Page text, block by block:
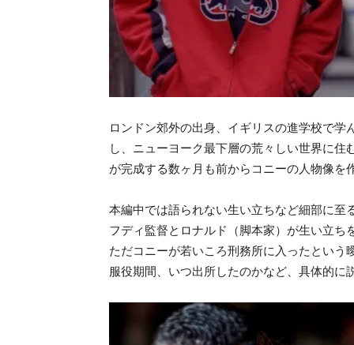
ロンドン郊外の出身、イギリスの進学校で
し、ニューヨーク最下層の荒々しい世界に
が完成する数ヶ月も前からコニーの人物像を
本編中では語られない生い立ちなど細部に至
フディ監督とロナルド（脚本家）が生い立ち
ただコニーが若いころ刑務所に入ったという
服役期間、 いつ出所したのかなど、具体的に